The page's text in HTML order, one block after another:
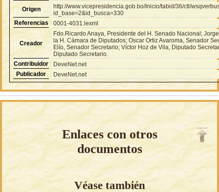
Origen
http://www.vicepresidencia.gob.bo/Inicio/tabid/36/ctl/
id_base=2&id_busca=330
Referencias
0001-4031.lexml
Creador
Fdo.Ricardo Anaya, Presidente del H. Senado Nacional;
la H. Cámara de Diputados; Oscar Ortiz Avaroma, Senador
Elío, Senador Secretario; Víctor Hoz de Vila, Diputado
Diputado Secretario.
Contribuidor
DeveNet.net
Publicador
DeveNet.net
Enlaces con otros
documentos
Véase también